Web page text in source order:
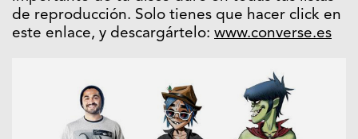
de reproducción. Solo tienes que hacer click en
este enlace, y descargártelo: www.converse.es